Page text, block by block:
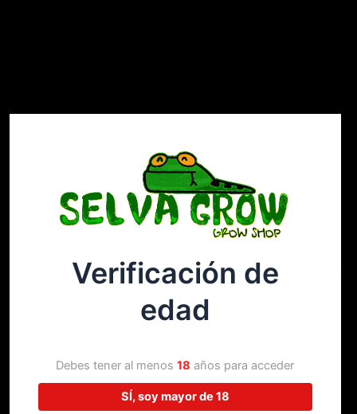
¡Disculpa este desastre! Estamos
trabajando en algo increíble,
¡vuelve pronto!
Verificación de
edad
Debes tener al menos18 años para acceder
SÍ, soy mayor de 18